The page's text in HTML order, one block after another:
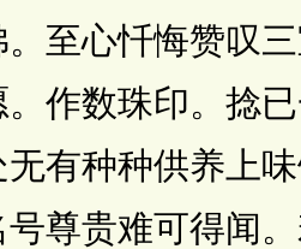
至心忏悔赞叹
作数珠印。捻
有种种供养上
尊贵难可得闻